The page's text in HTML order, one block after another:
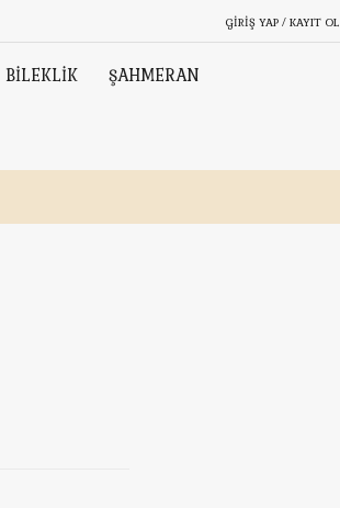
GIRIŞ YAP / KAYIT OL
BİLEKLİK ŞAHMERAN